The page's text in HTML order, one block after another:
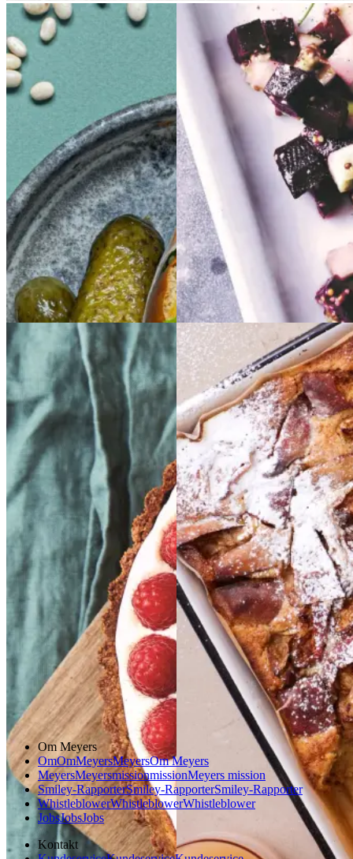
Sloppy Sloppy JoeJoe
Gem opskrift
Morgenmad
Frokost
Sylte Sylte
Gem opskrift
Dansk mad
Frokost
Glutenfri Glutenfri
bærtærte
bærtærte
medmed bagt
bagt
mandelcreme
mandel
creme
Gem opskrift
Dessert
Glutenfri
ÆblekageÆblekage
Gem opskrift
Dessert
Dansk mad
Om Meyers
OmOmMeyersMeyersOm Meyers
MeyersMeyersmissionmissionMeyers mission
Smiley-RapporterSmiley-RapporterSmiley-Rapporter
WhistleblowerWhistleblowerWhistleblower
JobsJobsJobs
Kontakt